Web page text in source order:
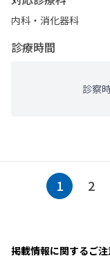
内科・​消化器科
診療時間
診察
1 2
掲載情報に関するご